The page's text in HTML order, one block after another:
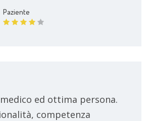
Paziente
ed ottima persona.
competenza